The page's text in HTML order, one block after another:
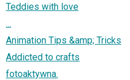
Teddies with love
...
Animation Tips &amp; Tricks
Addicted to crafts
fotoaktywna.